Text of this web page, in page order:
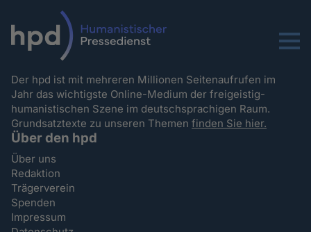
Menu
Der hpd ist mit mehreren Millionen Seitenaufrufen im
Jahr das wichtigste Online-Medium der freigeistig-
humanistischen Szene im deutschsprachigen Raum.
Grundsatztexte zu unseren Themenfinden Sie hier.
Über den hpd
Über uns
Redaktion
Trägerverein
Spenden
Impressum